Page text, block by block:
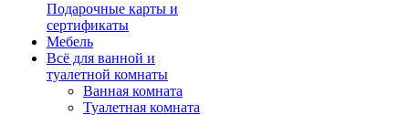
Подарочные карты и
сертификаты
Мебель
Всё для ванной и
туалетной комнаты
Ванная комната
Туалетная комната